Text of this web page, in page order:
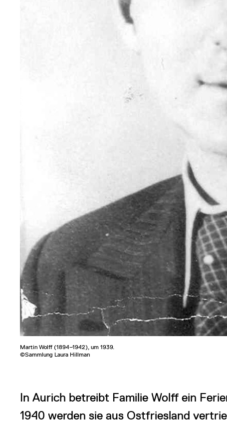
Martin Wolff (1894–1942), um 1939.
©Sammlung Laura Hillman
In Aurich betreibt Familie Wolff ein
1940 werden sie aus Ostfriesland